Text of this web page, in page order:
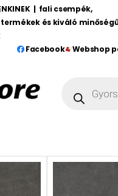
| fali csempék,
és kiváló
Facebook
Webshop